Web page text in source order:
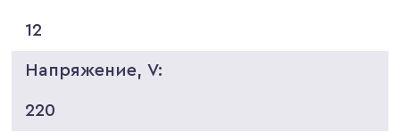
12
Напряжение, V:
220